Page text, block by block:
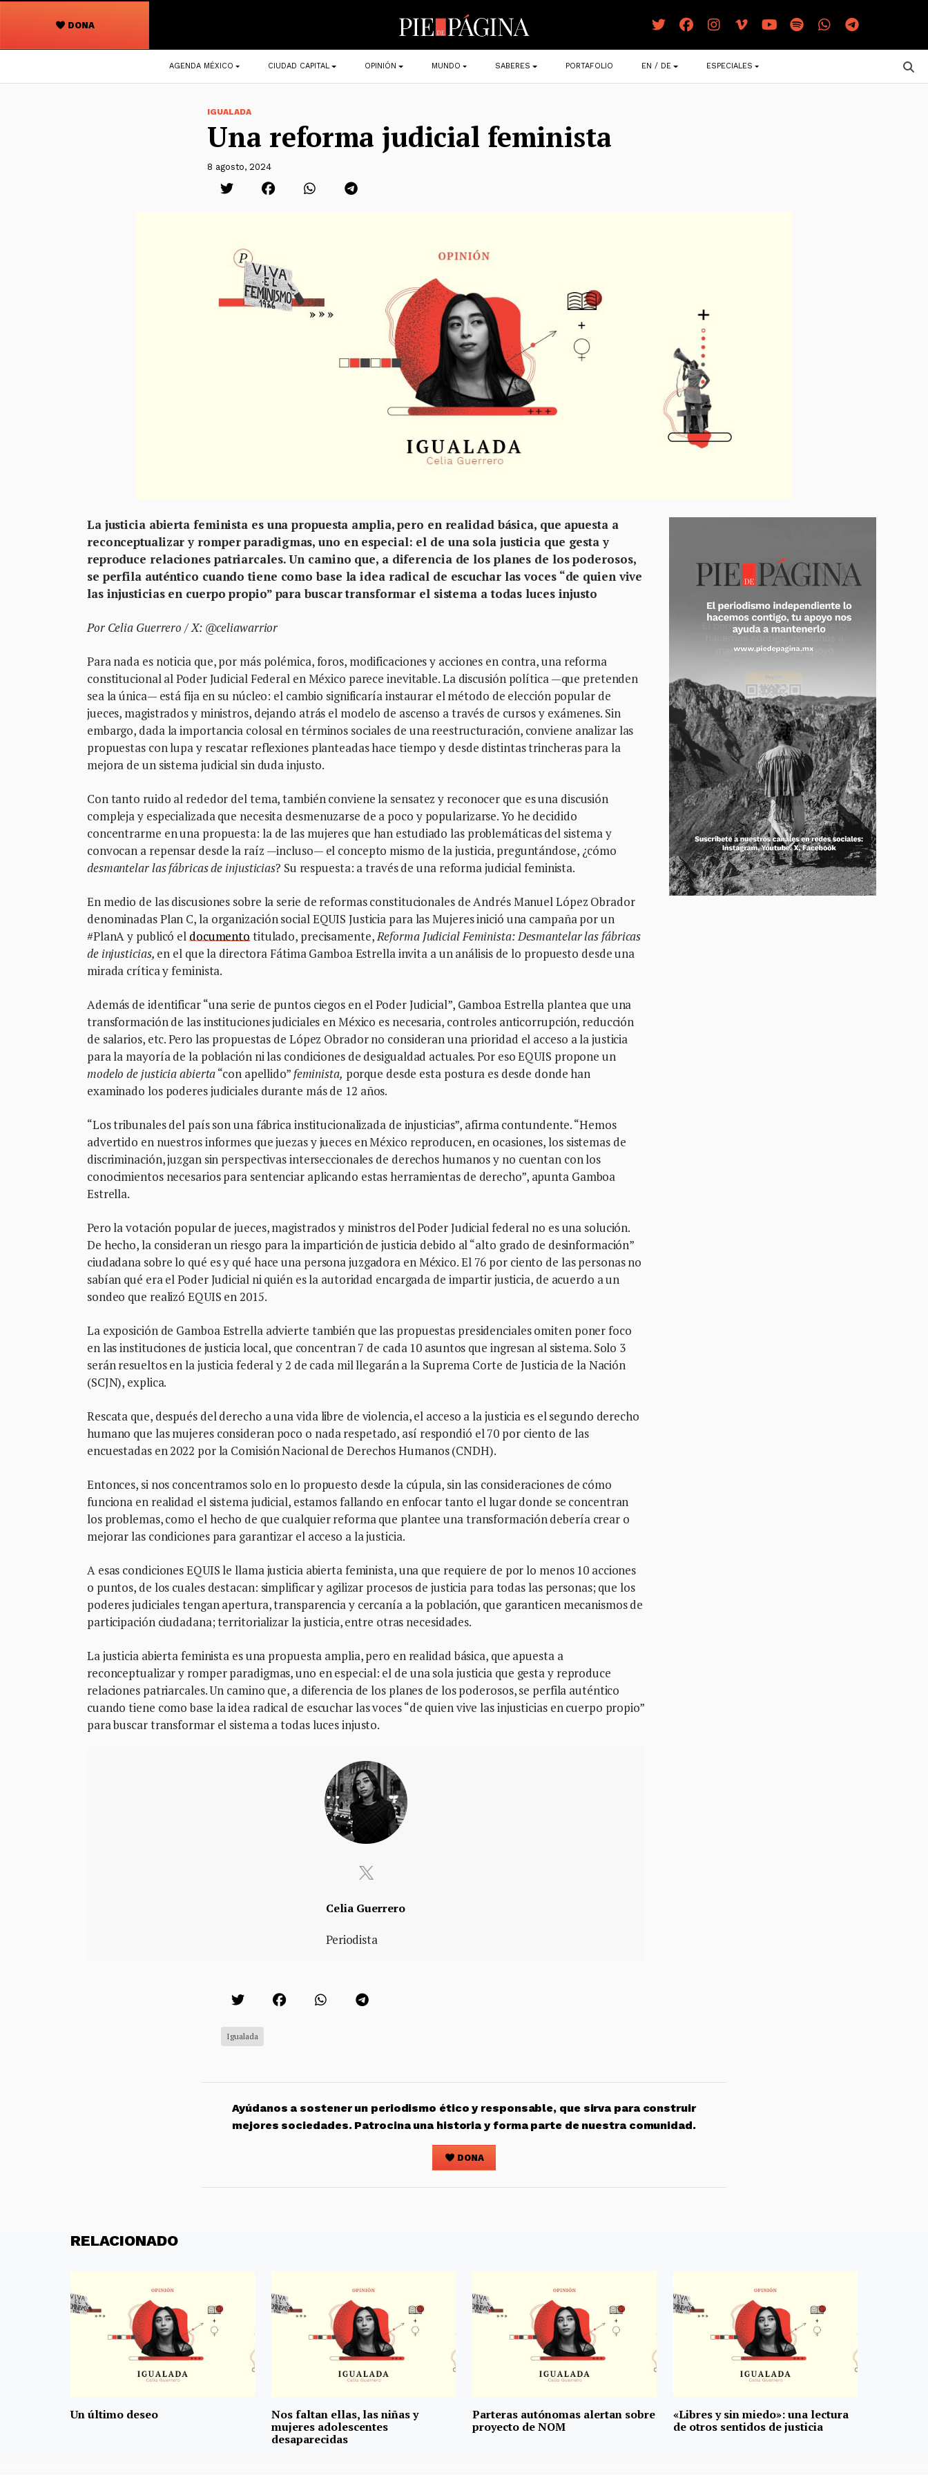
DONA
Navegación
principal
AGENDA MÉXICO CIUDAD CAPITAL OPINIÓN MUNDO SABERES PORTAFOLIO EN / DE ESPECIALES
IGUALADA
Una reforma judicial feminista
8 agosto, 2024
La justicia abierta feminista es una propuesta amplia, pero en realidad básica, que apuesta a
reconceptualizar y romper paradigmas, uno en especial: el de una sola justicia que gesta y
reproduce relaciones patriarcales. Un camino que, a diferencia de los planes de los poderosos,
se perfila auténtico cuando tiene como base la idea radical de escuchar las voces “de quien vive
las injusticias en cuerpo propio” para buscar transformar el sistema a todas luces injusto
Por Celia Guerrero / X: @celiawarrior
Para nada es noticia que, por más polémica, foros, modificaciones y acciones en contra, una reforma
constitucional al Poder Judicial Federal en México parece inevitable. La discusión política —que pretenden
sea la única— está fija en su núcleo: el cambio significaría instaurar el método de elección popular de
jueces, magistrados y ministros, dejando atrás el modelo de ascenso a través de cursos y exámenes. Sin
embargo, dada la importancia colosal en términos sociales de una reestructuración, conviene analizar las
propuestas con lupa y rescatar reflexiones planteadas hace tiempo y desde distintas trincheras para la
mejora de un sistema judicial sin duda injusto.
Con tanto ruido al rededor del tema, también conviene la sensatez y reconocer que es una discusión
compleja y especializada que necesita desmenuzarse de a poco y popularizarse. Yo he decidido
concentrarme en una propuesta: la de las mujeres que han estudiado las problemáticas del sistema y
convocan a repensar desde la raíz —incluso— el concepto mismo de la justicia, preguntándose, ¿cómo
desmantelar las fábricas de injusticias? Su respuesta: a través de una reforma judicial feminista.
En medio de las discusiones sobre la serie de reformas constitucionales de Andrés Manuel López Obrador
denominadas Plan C, la organización social EQUIS Justicia para las Mujeres inició una campaña por un
#PlanA y publicó eldocumentotitulado, precisamente,Reforma Judicial Feminista: Desmantelar las fábricas
de injusticias, en el que la directora Fátima Gamboa Estrella invita a un análisis de lo propuesto desde una
mirada crítica y feminista.
Además de identificar “una serie de puntos ciegos en el Poder Judicial”, Gamboa Estrella plantea que una
transformación de las instituciones judiciales en México es necesaria, controles anticorrupción, reducción
de salarios, etc. Pero las propuestas de López Obrador no consideran una prioridad el acceso a la justicia
para la mayoría de la población ni las condiciones de desigualdad actuales. Por eso EQUIS propone un
modelo de justicia abierta“con apellido” feminista, porque desde esta postura es desde donde han
examinado los poderes judiciales durante más de 12 años.
“Los tribunales del país son una fábrica institucionalizada de injusticias”, afirma contundente. “Hemos
advertido en nuestros informes que juezas y jueces en México reproducen, en ocasiones, los sistemas de
discriminación, juzgan sin perspectivas interseccionales de derechos humanos y no cuentan con los
conocimientos necesarios para sentenciar aplicando estas herramientas de derecho”, apunta Gamboa
Estrella.
Pero la votación popular de jueces, magistrados y ministros del Poder Judicial federal no es una solución.
De hecho, la consideran un riesgo para la impartición de justicia debido al “alto grado de desinformación”
ciudadana sobre lo qué es y qué hace una persona juzgadora en México. El 76 por ciento de las personas no
sabían qué era el Poder Judicial ni quién es la autoridad encargada de impartir justicia, de acuerdo a un
sondeo que realizó EQUIS en 2015.
La exposición de Gamboa Estrella advierte también que las propuestas presidenciales omiten poner foco
en las instituciones de justicia local, que concentran 7 de cada 10 asuntos que ingresan al sistema. Solo 3
serán resueltos en la justicia federal y 2 de cada mil llegarán a la Suprema Corte de Justicia de la Nación
(SCJN), explica.
Rescata que, después del derecho a una vida libre de violencia, el acceso a la justicia es el segundo derecho
humano que las mujeres consideran poco o nada respetado, así respondió el 70 por ciento de las
encuestadas en 2022 por la Comisión Nacional de Derechos Humanos (CNDH).
Entonces, si nos concentramos solo en lo propuesto desde la cúpula, sin las consideraciones de cómo
funciona en realidad el sistema judicial, estamos fallando en enfocar tanto el lugar donde se concentran
los problemas, como el hecho de que cualquier reforma que plantee una transformación debería crear o
mejorar las condiciones para garantizar el acceso a la justicia.
A esas condiciones EQUIS le llama justicia abierta feminista, una que requiere de por lo menos 10 acciones
o puntos, de los cuales destacan: simplificar y agilizar procesos de justicia para todas las personas; que los
poderes judiciales tengan apertura, transparencia y cercanía a la población, que garanticen mecanismos de
participación ciudadana; territorializar la justicia, entre otras necesidades.
La justicia abierta feminista es una propuesta amplia, pero en realidad básica, que apuesta a
reconceptualizar y romper paradigmas, uno en especial: el de una sola justicia que gesta y reproduce
relaciones patriarcales. Un camino que, a diferencia de los planes de los poderosos, se perfila auténtico
cuando tiene como base la idea radical de escuchar las voces “de quien vive las injusticias en cuerpo propio”
para buscar transformar el sistema a todas luces injusto.
Celia Guerrero
Periodista
Igualada
Ayúdanos a sostener un periodismo ético y responsable, que sirva para construir
mejores sociedades. Patrocina una historia y forma parte de nuestra comunidad.
DONA
RELACIONADO
Un último deseo
Nos faltan ellas, las niñas y
mujeres adolescentes
desaparecidas
Parteras autónomas alertan sobre
proyecto de NOM
«Libres y sin miedo»: una lectura
de otros sentidos de justicia